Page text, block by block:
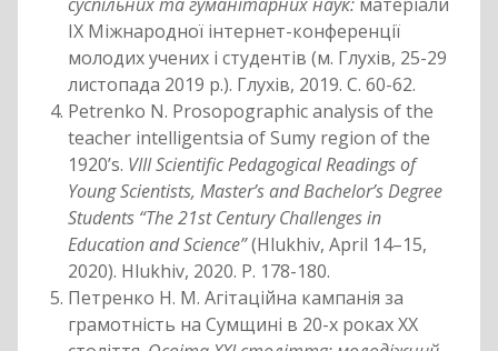
ІХ Міжнародної інтернет-конференції
молодих учених і студентів (м. Глухів, 25-29
листопада 2019 р.). Глухів, 2019. С. 60-62.
Petrenko N. Prosopographic analysis of the
teacher intelligentsia of Sumy region of the
1920’s. VIІI Scientific Pedagogical Readings of
Young Scientists, Master’s and Bachelor’s Degree
Students “The 21st Century Challenges in
Education and Science”(Hlukhiv, April 14–15,
2020). Hlukhiv, 2020. Р. 178-180.
Петренко Н. М. Агітаційна кампанія за
грамотність на Сумщині в 20-х роках ХХ